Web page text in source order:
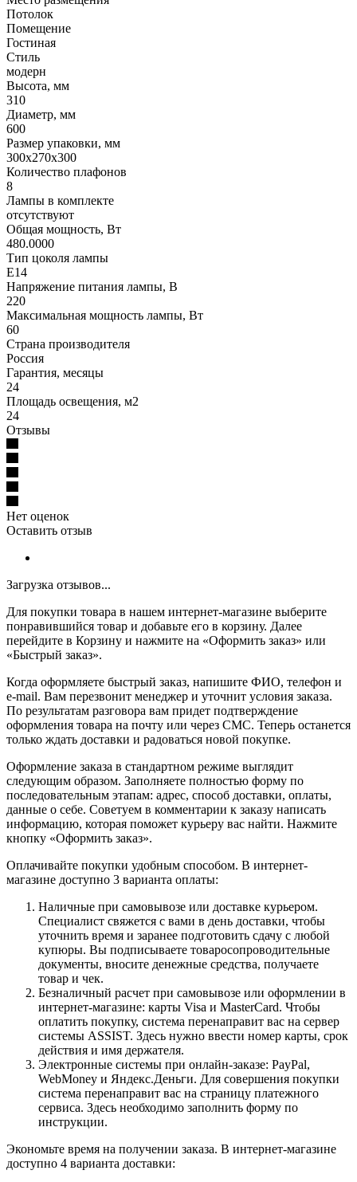
Потолок
Помещение
Гостиная
Стиль
модерн
Высота, мм
310
Диаметр, мм
600
Размер упаковки, мм
300x270x300
Количество плафонов
8
Лампы в комплекте
отсутствуют
Общая мощность, Вт
480.0000
Тип цоколя лампы
E14
Напряжение питания лампы, В
220
Максимальная мощность лампы, Вт
60
Страна производителя
Россия
Гарантия, месяцы
24
Площадь освещения, м2
24
Отзывы
Нет оценок
Оставить отзыв
Загрузка отзывов...
Для покупки товара в нашем интернет-магазине выберите
понравившийся товар и добавьте его в корзину. Далее
перейдите в Корзину и нажмите на «Оформить заказ» или
«Быстрый заказ».
Когда оформляете быстрый заказ, напишите ФИО, телефон и
e-mail. Вам перезвонит менеджер и уточнит условия заказа.
По результатам разговора вам придет подтверждение
оформления товара на почту или через СМС. Теперь останется
только ждать доставки и радоваться новой покупке.
Оформление заказа в стандартном режиме выглядит
следующим образом. Заполняете полностью форму по
последовательным этапам: адрес, способ доставки, оплаты,
данные о себе. Советуем в комментарии к заказу написать
информацию, которая поможет курьеру вас найти. Нажмите
кнопку «Оформить заказ».
Оплачивайте покупки удобным способом. В интернет-
магазине доступно 3 варианта оплаты:
Наличные при самовывозе или доставке курьером.
Специалист свяжется с вами в день доставки, чтобы
уточнить время и заранее подготовить сдачу с любой
купюры. Вы подписываете товаросопроводительные
документы, вносите денежные средства, получаете
товар и чек.
Безналичный расчет при самовывозе или оформлении в
интернет-магазине: карты Visa и MasterCard. Чтобы
оплатить покупку, система перенаправит вас на сервер
системы ASSIST. Здесь нужно ввести номер карты, срок
действия и имя держателя.
Электронные системы при онлайн-заказе: PayPal,
WebMoney и Яндекс.Деньги. Для совершения покупки
система перенаправит вас на страницу платежного
сервиса. Здесь необходимо заполнить форму по
инструкции.
Экономьте время на получении заказа. В интернет-магазине
доступно 4 варианта доставки: